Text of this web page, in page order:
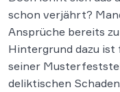
schon verjährt?
Ansprüche bereits
Hintergrund dazu ist
seiner
deliktischen